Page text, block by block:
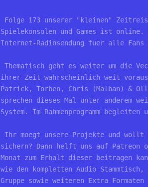
Folge 173 unserer "kleinen"
Spielekonsolen und Games ist
Internet-Radiosendung fuer alle Fans
Thematisch geht es weiter um die
ihrer Zeit wahrscheinlich weit
Patrick, Torben, Chris (Malban) &
sprechen dieses Mal unter anderem
System. Im Rahmenprogramm
Ihr moegt unsere Projekte und
sichern? Dann helft uns auf Patreon
Monat zum Erhalt dieser beitragen
wie den kompletten Audio Stammtisch,
Gruppe sowie weiteren Extra